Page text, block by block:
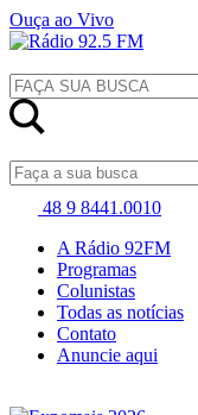
Ouça ao Vivo
48 9 8441.0010
A Rádio 92FM
Programas
Colunistas
Todas as notícias
Contato
Anuncie aqui